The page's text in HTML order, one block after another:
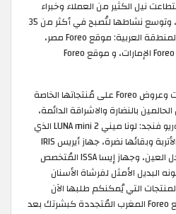
نيل الكثير من العملاء وخبراء
الجمال في شتى مناحي العالم، وتوسع نشاطها لتُصبح في أكثر من 35
دولة، ومن أشهر فروعها في المنطقة العربية: موقع Foreo مصر،
موقع Foreo السعودية، موقع Foreo الإمارات، و موقع Foreo
حيث تُصدر العديد من التخفيضات وعروض Foreo على مُنتجاتها الخاصة
بالنضارة والاشراقة الدائمة،
أما عن أشهر مُنتجات موقع فوريو فنجد: لونا ميني 2 LUNA mini الذي
يعمل على تنظيف البشرة من الأتربة وبقائها نضرة، جهاز أيريس IRIS
المُتخصص في حل جميع مشاكل العين، وجهاز إيسا ISSA المُتخصص
البديل الأمثل لفرشاة الأسنان
التي يُمكنكم طلبها الآن
والاستفادة من خصومات موقع Foreo المغرب المُتجددة كبشرتك بعد